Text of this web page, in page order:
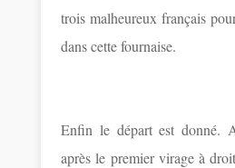
trois malheureux français
dans cette fournaise.
Enfin le départ est donné.
après le premier virage à